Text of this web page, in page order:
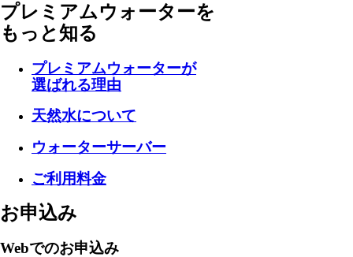
プレミアムウォーターを
もっと知る
プレミアムウォーターが
選ばれる理由
天然水について
ウォーターサーバー
ご利用料金
お申込み
Webでのお申込み